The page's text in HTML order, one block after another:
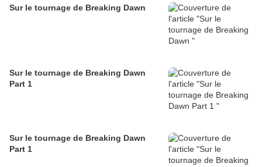
Sur le tournage de Breaking Dawn
Sur le tournage de Breaking Dawn
Part 1
Sur le tournage de Breaking Dawn
Part 1